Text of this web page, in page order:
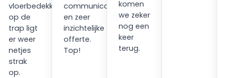
vloerbedekking
op de
trap ligt
er weer
netjes
strak
op.
communicatie
en zeer
inzichtelijke
offerte.
Top!
komen
we zeker
nog een
keer
terug.